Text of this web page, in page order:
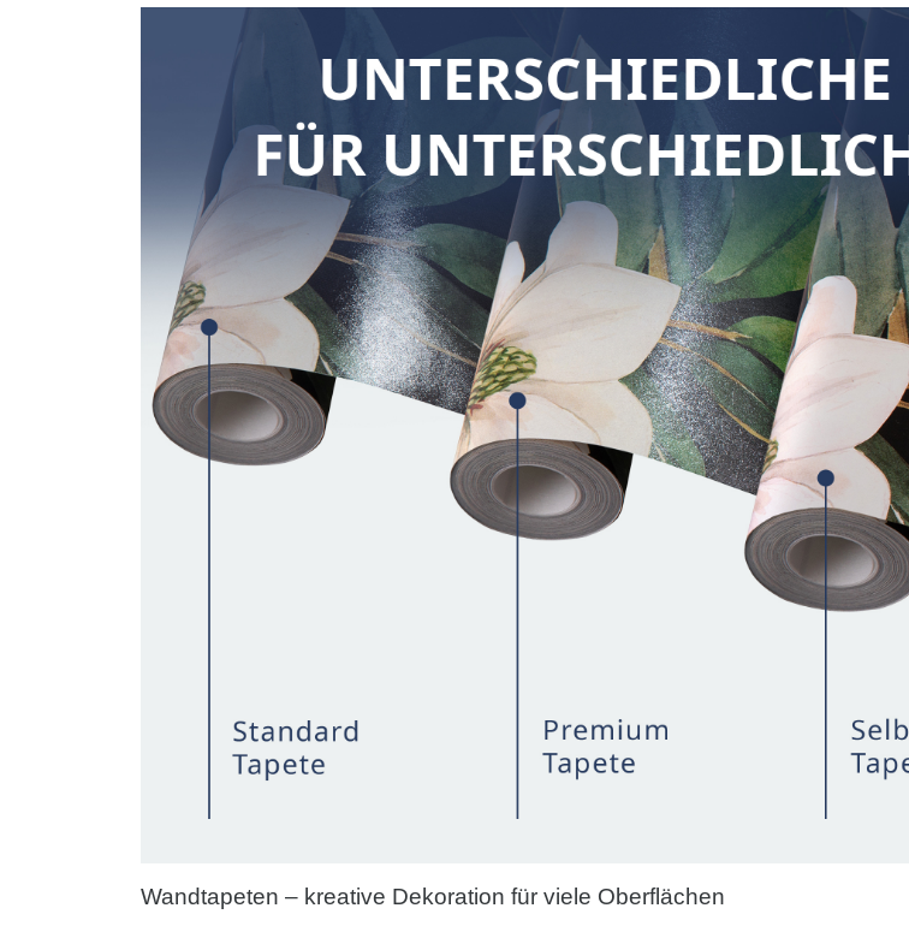
Wandtapeten – kreative Dekoration für viele Oberflächen